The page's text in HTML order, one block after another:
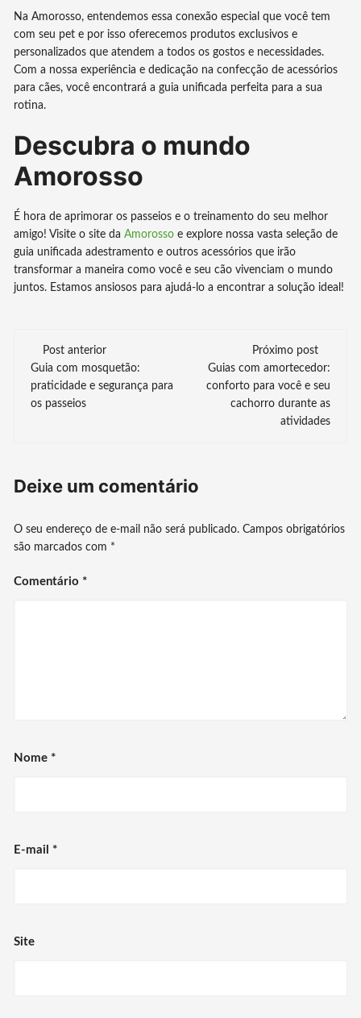
Na Amorosso, entendemos essa conexão especial que você tem
com seu pet e por isso oferecemos produtos exclusivos e
personalizados que atendem a todos os gostos e necessidades.
Com a nossa experiência e dedicação na confecção de acessórios
para cães, você encontrará a guia unificada perfeita para a sua
rotina.
Descubra o mundo
Amorosso
É hora de aprimorar os passeios e o treinamento do seu melhor
amigo! Visite o site daAmorosso e explore nossa vasta seleção de
guia unificada adestramento e outros acessórios que irão
transformar a maneira como você e seu cão vivenciam o mundo
juntos. Estamos ansiosos para ajudá-lo a encontrar a solução ideal!
Navegação
de
post
Post anterior
Guia com mosquetão:
praticidade e segurança para
os passeios
Próximo post
Guias com amortecedor:
conforto para você e seu
cachorro durante as
atividades
Deixe um comentário
O seu endereço de e-mail não será publicado. Campos obrigatórios
são marcados com *
Comentário *
Nome *
E-mail *
Site